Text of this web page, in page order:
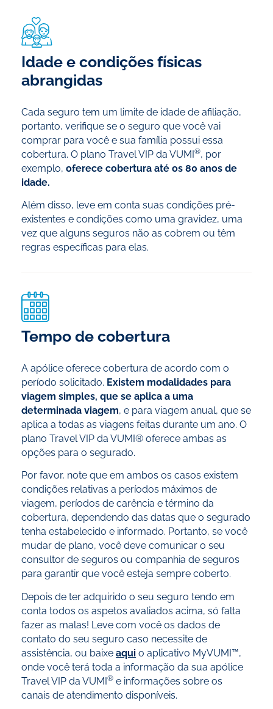
Idade e condições físicas
abrangidas
Cada seguro tem um limite de idade de afiliação,
portanto, verifique se o seguro que você vai
comprar para você e sua família possui essa
cobertura. O plano Travel VIP da VUMI®, por
exemplo, oferece cobertura até os 80 anos de
idade.
Além disso, leve em conta suas condições pré-
existentes e condições como uma gravidez, uma
vez que alguns seguros não as cobrem ou têm
regras específicas para elas.
Tempo de cobertura
A apólice oferece cobertura de acordo com o
período solicitado. Existem modalidades para
viagem simples, que se aplica a uma
determinada viagem, e para viagem anual, que se
aplica a todas as viagens feitas durante um ano. O
plano Travel VIP da VUMI® oferece ambas as
opções para o segurado.
Por favor, note que em ambos os casos existem
condições relativas a períodos máximos de
viagem, períodos de carência e término da
cobertura, dependendo das datas que o segurado
tenha estabelecido e informado. Portanto, se você
mudar de plano, você deve comunicar o seu
consultor de seguros ou companhia de seguros
para garantir que você esteja sempre coberto.
Depois de ter adquirido o seu seguro tendo em
conta todos os aspetos avaliados acima, só falta
fazer as malas! Leve com você os dados de
contato do seu seguro caso necessite de
assistência, ou baixe aqui o aplicativo MyVUMI™,
onde você terá toda a informação da sua apólice
Travel VIP da VUMI® e informações sobre os
canais de atendimento disponíveis.